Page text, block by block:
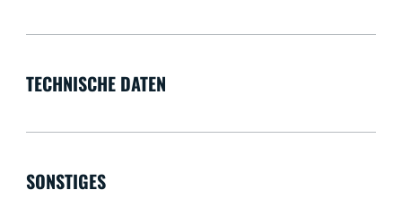
TECHNISCHE DATEN
SONSTIGES